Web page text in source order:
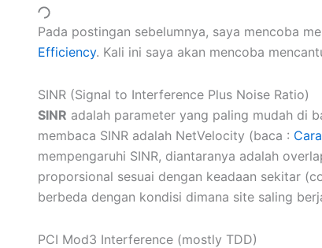
Pada postingan sebelumnya, saya mencoba
Efficiency. Kali ini saya akan mencoba
SINR (Signal to Interference Plus Noise Ratio)
SINR adalah parameter yang paling mudah di
membaca SINR adalah NetVelocity (baca :
mempengaruhi SINR, diantaranya adalah
proporsional sesuai dengan keadaan sekitar
berbeda dengan kondisi dimana site saling
PCI Mod3 Interference (mostly TDD)